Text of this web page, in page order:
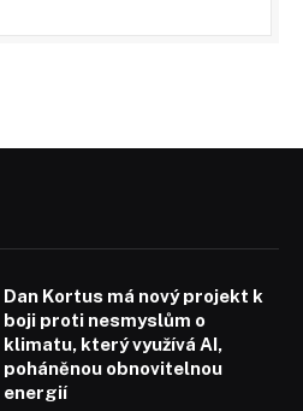
Dan Kortus má nový projekt k
boji proti nesmyslům o
klimatu, který využívá AI,
poháněnou obnovitelnou
energií